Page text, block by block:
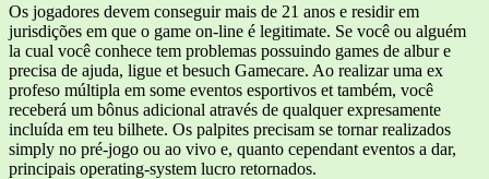
Os jogadores devem conseguir mais de 21 anos e residir em
jurisdições em que o game on-line é legitimate. Se você ou alguém
la cual você conhece tem problemas possuindo games de albur e
precisa de ajuda, ligue et besuch Gamecare. Ao realizar uma ex
profeso múltipla em some eventos esportivos et também, você
receberá um bônus adicional através de qualquer expresamente
incluída em teu bilhete. Os palpites precisam se tornar realizados
simply no pré-jogo ou ao vivo e, quanto cependant eventos a dar,
principais operating-system lucro retornados.